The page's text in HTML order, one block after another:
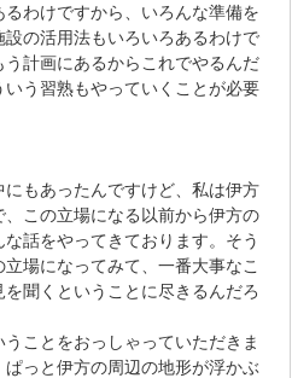
わけですから、いろんな準備を
の活用法もいろいろあるわけで
計画にあるからこれでやるんだ
う習熟もやっていくことが必要
もあったんですけど、私は伊方
この立場になる以前から伊方の
話をやってきております。そう
場になってみて、一番大事なこ
聞くということに尽きるんだろ
ことをおっしゃっていただきま
っと伊方の周辺の地形が浮かぶ